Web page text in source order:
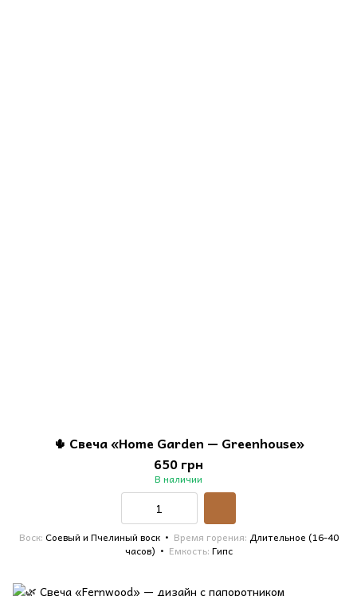
🌵 Свеча «Home Garden — Greenhouse»
650 грн
В наличии
Воск Соевый и Пчелиный воск Время горения Длительное (16-40
часов)
Емкость Гипс